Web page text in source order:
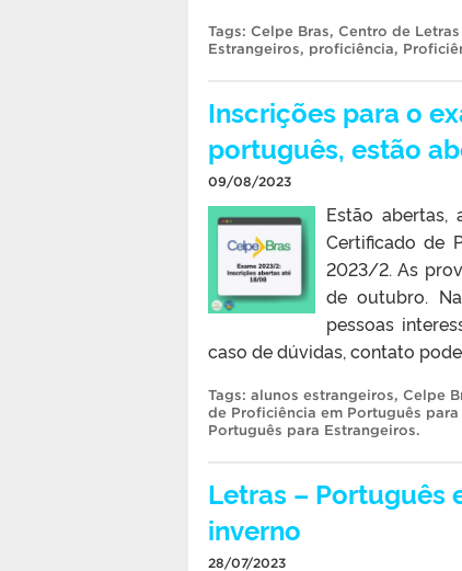
Tags: Celpe Bras, Centro de
Estrangeiros, proficiência,
Inscrições para o
português, estão
09/08/2023
Estão abertas,
Certificado de
2023/2. As
de outubro.
pessoas
caso de dúvidas, contato
Tags: alunos estrangeiros, Celpe
de Proficiência em Português
Português para Estrangeiros.
Letras – Português
inverno
28/07/2023